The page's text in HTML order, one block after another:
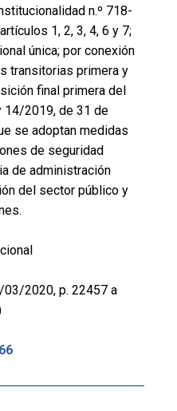
n.º 718-
1, 2, 3, 4, 6 y 7;
única; por conexión
transitorias primera y
final primera del
14/2019, de 31 de
se adoptan medidas
de seguridad
de administración
del sector público y
03/2020, p. 22457 a